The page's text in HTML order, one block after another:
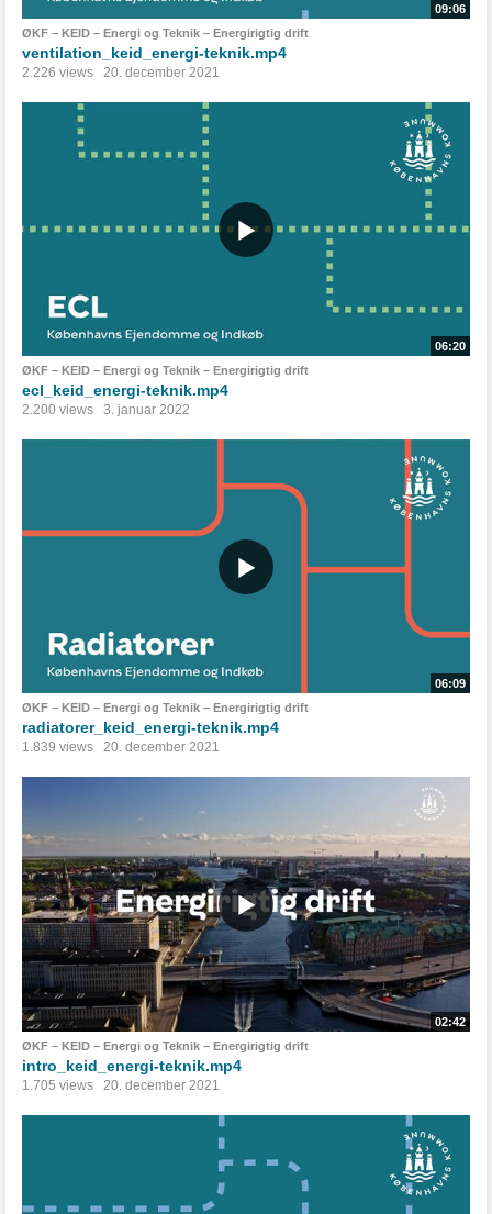
09:06
ØKF – KEID – Energi og Teknik – Energirigtig drift
ventilation_keid_energi-teknik.mp4
2.226 views 20. december 2021
06:20
ØKF – KEID – Energi og Teknik – Energirigtig drift
ecl_keid_energi-teknik.mp4
2.200 views 3. januar 2022
06:09
ØKF – KEID – Energi og Teknik – Energirigtig drift
radiatorer_keid_energi-teknik.mp4
1.839 views 20. december 2021
02:42
ØKF – KEID – Energi og Teknik – Energirigtig drift
intro_keid_energi-teknik.mp4
1.705 views 20. december 2021